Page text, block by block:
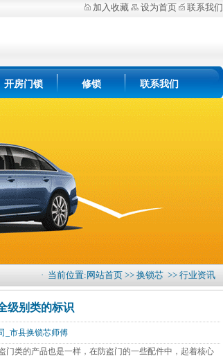
加入收藏 设为首页 联系我们
开房门锁 修锁 联系我们
· 当前位置: 网站首页 >> 换锁芯 >> 行业资讯
级别类的标识
_市县换锁芯师傅
类的产品也是一样，在防盗门的一些配件中，起着核心